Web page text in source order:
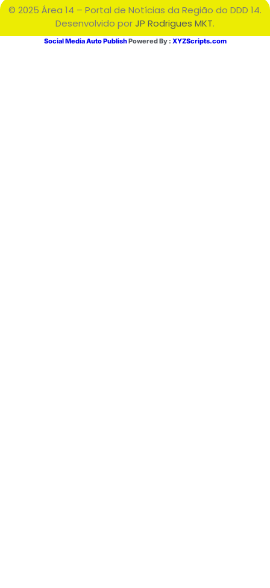
© 2025 Área 14 – Portal de Notícias da Região do DDD 14.
Desenvolvido porJP Rodrigues MKT.
Social Media Auto PublishPowered By : XYZScripts.com